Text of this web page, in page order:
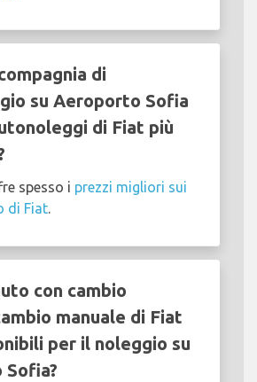
di
su Aeroporto Sofia
di Fiat più
spesso i prezzi migliori sui
di Fiat.
con cambio
manuale di Fiat
per il noleggio su